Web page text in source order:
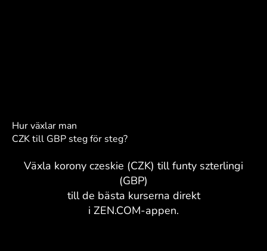
Hur växlar man
CZK till GBP steg för steg?
Växla korony czeskie (CZK) till funty szterlingi
(GBP)
till de bästa kurserna direkt
i ZEN.COM-appen.